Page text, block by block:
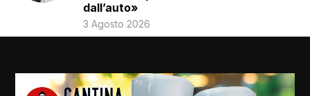
dall’auto»
3 Agosto 2026